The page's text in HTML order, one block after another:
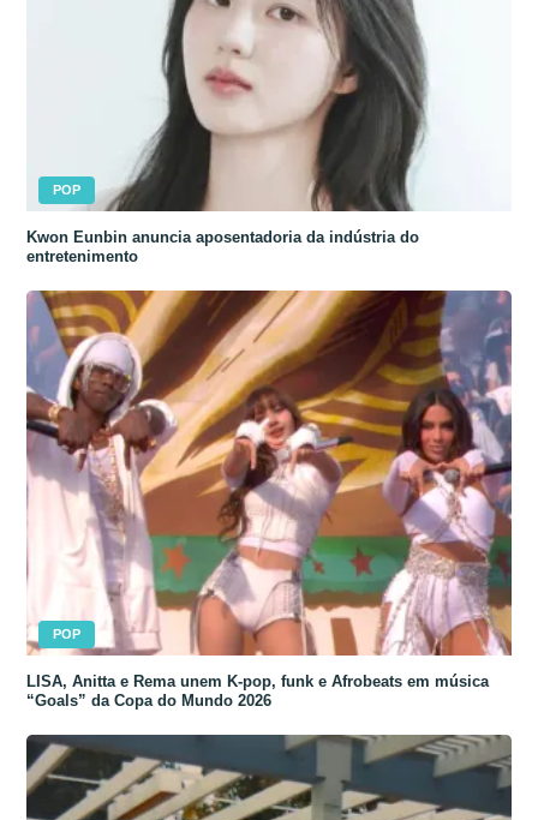
POP
Kwon Eunbin anuncia aposentadoria da indústria do
entretenimento
POP
LISA, Anitta e Rema unem K-pop, funk e Afrobeats em música
“Goals” da Copa do Mundo 2026